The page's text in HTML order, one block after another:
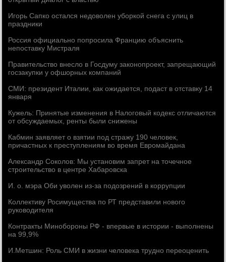
Игорь Сапко остался недоволен уборкой снега с улиц в
праздники
Россия официально попросила Францию объяснить
непоставку Мистраля
Правительство внесло в Госдуму законопроект, запрещающий
госзакупки у офшорных компаний
СМИ: президент Италии, как ожидается, подаст в отставку 14
января
Кужель: Принятые изменения в Налоговый кодекс отличаются
от обсуждаемых, ренты были снижены
Кабмин заявляет о взятии под стражу 190 человек,
причастных к преступлениям во время Евромайдана
Александр Соколов: Мы установим запрет на точечное
строительство в центре Хабаровска
И. о. мэра Оби уволен из-за подозрений в коррупции
Коллективу Росимущества по РТ представили нового
руководителя
Контракты Минобороны РФ - впервые в истории - выполнены
на 99,9%
И.Метшин: Роль СМИ в жизни человека трудно переоценить